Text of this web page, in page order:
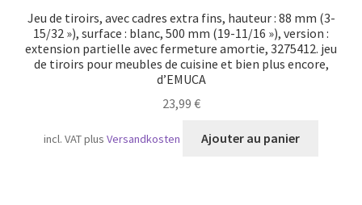
Jeu de tiroirs, avec cadres extra fins, hauteur : 88 mm (3-
15/32 »), surface : blanc, 500 mm (19-11/16 »), version :
extension partielle avec fermeture amortie, 3275412. jeu
de tiroirs pour meubles de cuisine et bien plus encore,
d’EMUCA
23,99 €
incl. VATplusVersandkosten Ajouter au panier